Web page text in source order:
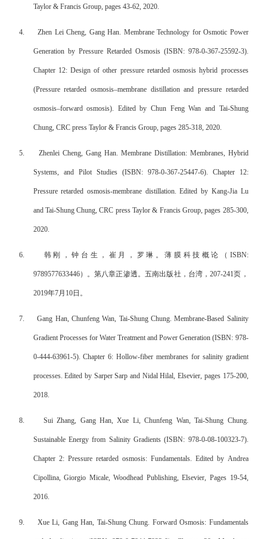
Taylor & Francis Group, pages 43-62, 2020.
4. Zhen Lei Cheng, Gang Han. Membrane Technology for Osmotic Power
Generation by Pressure Retarded Osmosis (ISBN: 978-0-367-25592-3).
Chapter 12: Design of other pressure retarded osmosis hybrid processes
(Pressure retarded osmosis–membrane distillation and pressure retarded
osmosis–forward osmosis). Edited by Chun Feng Wan and Tai-Shung
Chung, CRC press Taylor & Francis Group, pages 285-318, 2020.
5. Zhenlei Cheng, Gang Han. Membrane Distillation: Membranes, Hybrid
Systems, and Pilot Studies (ISBN: 978-0-367-25447-6). Chapter 12:
Pressure retarded osmosis-membrane distillation. Edited by Kang-Jia Lu
and Tai-Shung Chung, CRC press Taylor & Francis Group, pages 285-300,
2020.
6. 韩刚，钟台生，崔月，罗琳。薄膜科技概论（ ISBN:
9789577633446）。第八章正渗透。 五南出版社，台湾，207-241页，
2019年7月 10日。
7. Gang Han, Chunfeng Wan, Tai-Shung Chung. Membrane-Based Salinity
Gradient Processes for Water Treatment and Power Generation (ISBN: 978-
0-444-63961-5). Chapter 6: Hollow-fiber membranes for salinity gradient
processes. Edited by Sarper Sarp and Nidal Hilal, Elsevier, pages 175-200,
2018.
8. Sui Zhang, Gang Han, Xue Li, Chunfeng Wan, Tai-Shung Chung.
Sustainable Energy from Salinity Gradients (ISBN: 978-0-08-100323-7).
Chapter 2: Pressure retarded osmosis: Fundamentals. Edited by Andrea
Cipollina, Giorgio Micale, Woodhead Publishing, Elsevier, Pages 19-54,
2016.
9. Xue Li, Gang Han, Tai-Shung Chung. Forward Osmosis: Fundamentals